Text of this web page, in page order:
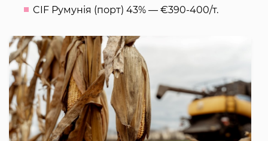
CIF Румунія (порт) 43% — €390-400/т.